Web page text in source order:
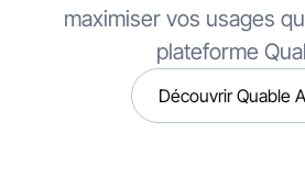
maximiser vos usages
plateforme
Découvrir Quable